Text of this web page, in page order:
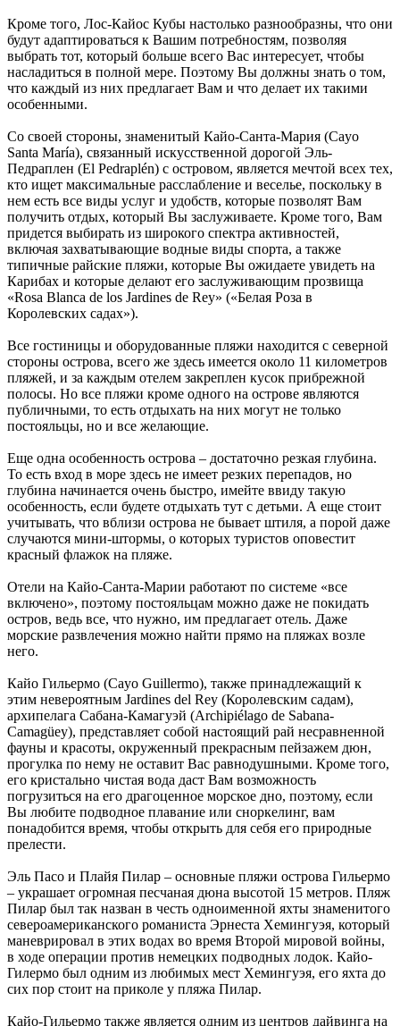
Кроме того, Лос-Кайос Кубы настолько разнообразны, что они
будут адаптироваться к Вашим потребностям, позволяя
выбрать тот, который больше всего Вас интересует, чтобы
насладиться в полной мере. Поэтому Вы должны знать о том,
что каждый из них предлагает Вам и что делает их такими
особенными.
Со своей стороны, знаменитый Кайо-Санта-Мария (Cayo
Santa María), связанный искусственной дорогой Эль-
Педраплен (El Pedraplén) с островом, является мечтой всех тех,
кто ищет максимальные расслабление и веселье, поскольку в
нем есть все виды услуг и удобств, которые позволят Вам
получить отдых, который Вы заслуживаете. Кроме того, Вам
придется выбирать из широкого спектра активностей,
включая захватывающие водные виды спорта, а также
типичные райские пляжи, которые Вы ожидаете увидеть на
Карибах и которые делают его заслуживающим прозвища
«Rosa Blanca de los Jardines de Rey» («Белая Роза в
Королевских садах»).
Все гостиницы и оборудованные пляжи находится с северной
стороны острова, всего же здесь имеется около 11 километров
пляжей, и за каждым отелем закреплен кусок прибрежной
полосы. Но все пляжи кроме одного на острове являются
публичными, то есть отдыхать на них могут не только
постояльцы, но и все желающие.
Еще одна особенность острова – достаточно резкая глубина.
То есть вход в море здесь не имеет резких перепадов, но
глубина начинается очень быстро, имейте ввиду такую
особенность, если будете отдыхать тут с детьми. А еще стоит
учитывать, что вблизи острова не бывает штиля, а порой даже
случаются мини-штормы, о которых туристов оповестит
красный флажок на пляже.
Отели на Кайо-Санта-Марии работают по системе «все
включено», поэтому постояльцам можно даже не покидать
остров, ведь все, что нужно, им предлагает отель. Даже
морские развлечения можно найти прямо на пляжах возле
него.
Кайо Гильермо (Cayo Guillermo), также принадлежащий к
этим невероятным Jardines del Rey (Королевским садам),
архипелага Сабана-Камагуэй (Archipiélago de Sabana-
Camagüey), представляет собой настоящий рай несравненной
фауны и красоты, окруженный прекрасным пейзажем дюн,
прогулка по нему не оставит Вас равнодушными. Кроме того,
его кристально чистая вода даст Вам возможность
погрузиться на его драгоценное морское дно, поэтому, если
Вы любите подводное плавание или сноркелинг, вам
понадобится время, чтобы открыть для себя его природные
прелести.
Эль Пасо и Плайя Пилар – основные пляжи острова Гильермо
– украшает огромная песчаная дюна высотой 15 метров. Пляж
Пилар был так назван в честь одноименной яхты знаменитого
североамериканского романиста Эрнеста Хемингуэя, который
маневрировал в этих водах во время Второй мировой войны,
в ходе операции против немецких подводных лодок. Кайо-
Гилермо был одним из любимых мест Хемингуэя, его яхта до
сих пор стоит на приколе у пляжа Пилар.
Кайо-Гильермо также является одним из центров дайвинга на